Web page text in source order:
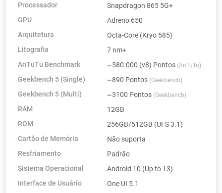
Processador
Snapdragon 865 5G+
GPU
Adreno 650
Arquitetura
Octa-Core (Kryo 585)
Litografia
7 nm+
AnTuTu Benchmark
~580.000 (v8) Pontos (AnTuTu)
Geekbench 5 (Single) ~890 Pontos (Geekbench)
Geekbench 5 (Multi) ~3100 Pontos (Geekbench)
RAM
12GB
ROM
256GB/512GB (UFS 3.1)
Cartão de Memória
Não suporta
Resfriamento
Padrão
Sistema Operacional
Android 10 (Up to 13)
Interface de Usuário
One UI 5.1